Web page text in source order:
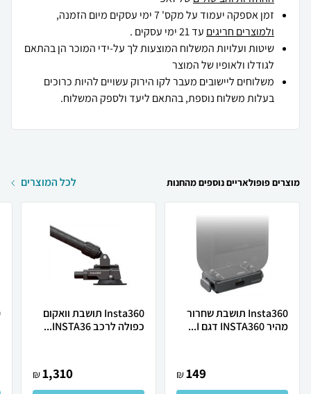
זמן אספקה יעמוד על מקס' 7 ימי עסקים מיום הזמנה,
ולמוצרים חריגים עד 21 ימי עסקים .
שיטות ועלויות המשלוח המוצעות לך על-ידי המוכר הן בהתאם
לגודלו ולאופיו של המוצר
משלוחים ליישובים מעבר לקו הירוק עשויים להיות כרוכים
בעלות משלוח נוספת, בהתאם ליעד ולספק המשלוח.
מוצרים פופולאריים נוספים מהחנות לכל המוצרים
Insta360 תושבת שחרור
מהיר INSTA360 דגם I...
149
₪
Insta360 תושבת וואקום
כפולה לרכב INSTA36...
1,310
₪